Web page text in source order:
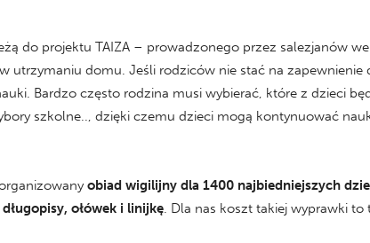
do projektu TAIZA – prowadzonego przez salezjanów
utrzymaniu domu. Jeśli rodziców nie stać na
Bardzo często rodzina musi wybierać, które z dzieci
szkolne.., dzięki czemu dzieci mogą kontynuować
obiad wigilijny dla 1400 najbiedniejszych
ołówek i linijkę. Dla nas koszt takiej wyprawki to